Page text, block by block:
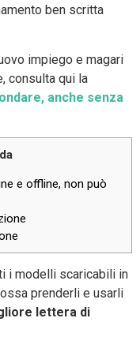
ben scritta
impiego e magari
consulta qui la
anche senza
e offline, non può
i modelli scaricabili in
prenderli e usarli
lettera di